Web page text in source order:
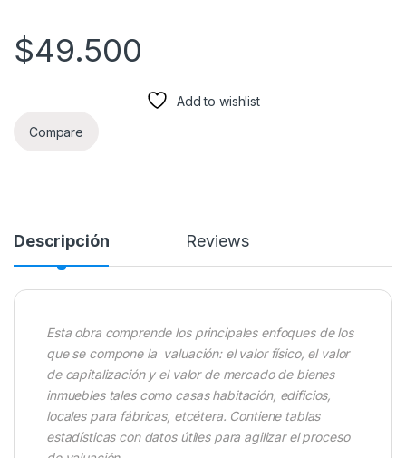
$49.500
Add to wishlist
Compare
Descripción Reviews
Esta obra comprende los principales enfoques de los
que se compone la valuación: el valor físico, el valor
de capitalización y el valor de mercado de bienes
inmuebles tales como casas habitación, edificios,
locales para fábricas, etcétera. Contiene tablas
estadísticas con datos útiles para agilizar el proceso